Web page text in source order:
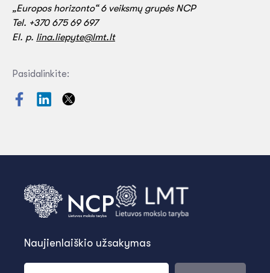
„Europos horizonto“ 6 veiksmų grupės NCP
Tel. +370 675 69 697
El. p. lina.liepyte@lmt.lt
Pasidalinkite:
Naujienlaiškio užsakymas